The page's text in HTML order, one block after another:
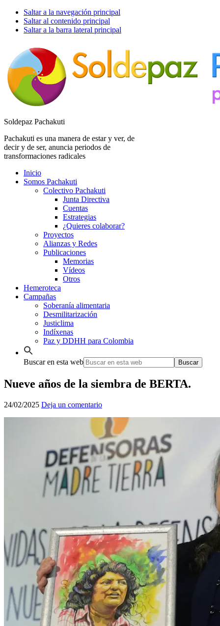
Saltar a la navegación principal
Saltar al contenido principal
Saltar a la barra lateral principal
Soldepaz Pachakuti
Pachakuti es una manera de estar y ver, de
decir y de ser, anuncia periodos de
transformaciones radicales
Inicio
Somos Pachakuti
Colectivo Pachakuti
Junta Directiva
Cuentas
Estrategias
¿Quieres colaborar?
Proyectos
Alianzas y Redes
Publicaciones
Memorias
Vídeos
Otros
Hemeroteca
Campañas
Soberanía alimentaria
Desmilitarización
Justiclima
Indíxenas
Paz y DDHH para Colombia
Buscar en esta web
Nueve años de la siembra de BERTA.
24/02/2025 Deja un comentario